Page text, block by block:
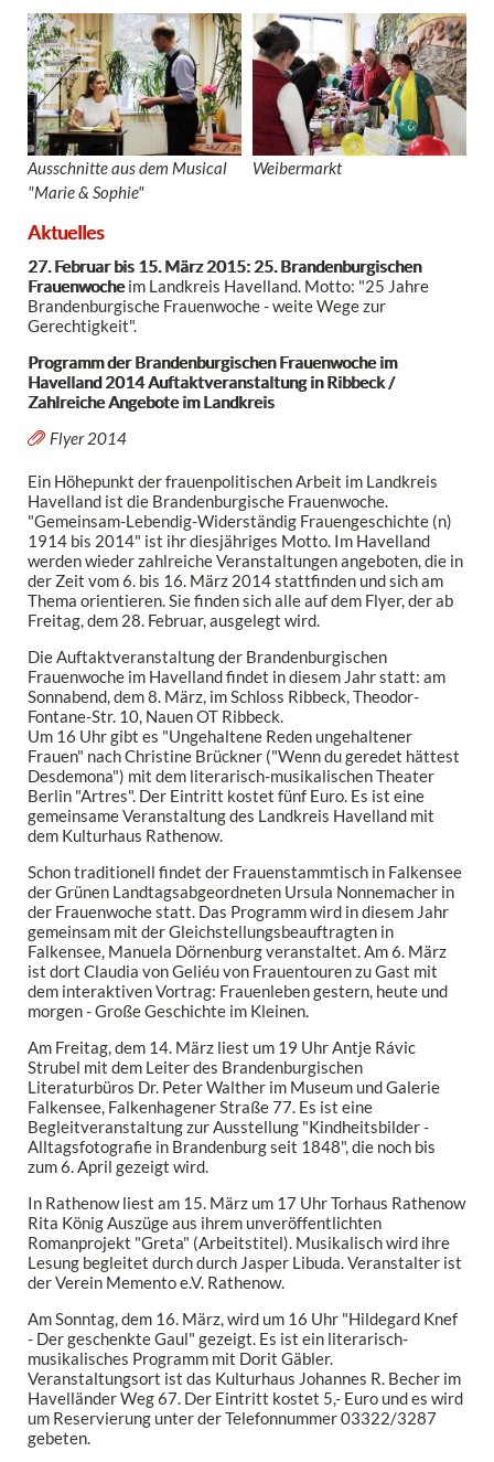
Ausschnitte aus dem Musical
"Marie & Sophie"
Weibermarkt
Aktuelles
27. Februar bis 15. März 2015: 25. Brandenburgischen
Frauenwocheim Landkreis Havelland. Motto: "25 Jahre
Brandenburgische Frauenwoche - weite Wege zur
Gerechtigkeit".
Programm der Brandenburgischen Frauenwoche im
Havelland 2014 Auftaktveranstaltung in Ribbeck /
Zahlreiche Angebote im Landkreis
Flyer 2014
Ein Höhepunkt der frauenpolitischen Arbeit im Landkreis
Havelland ist die Brandenburgische Frauenwoche.
"Gemeinsam-Lebendig-Widerständig Frauengeschichte (n)
1914 bis 2014" ist ihr diesjähriges Motto. Im Havelland
werden wieder zahlreiche Veranstaltungen angeboten, die in
der Zeit vom 6. bis 16. März 2014 stattfinden und sich am
Thema orientieren. Sie finden sich alle auf dem Flyer, der ab
Freitag, dem 28. Februar, ausgelegt wird.
Die Auftaktveranstaltung der Brandenburgischen
Frauenwoche im Havelland findet in diesem Jahr statt: am
Sonnabend, dem 8. März, im Schloss Ribbeck, Theodor-
Fontane-Str. 10, Nauen OT Ribbeck.
Um 16 Uhr gibt es "Ungehaltene Reden ungehaltener
Frauen" nach Christine Brückner ("Wenn du geredet hättest
Desdemona") mit dem literarisch-musikalischen Theater
Berlin "Artres". Der Eintritt kostet fünf Euro. Es ist eine
gemeinsame Veranstaltung des Landkreis Havelland mit
dem Kulturhaus Rathenow.
Schon traditionell findet der Frauenstammtisch in Falkensee
der Grünen Landtagsabgeordneten Ursula Nonnemacher in
der Frauenwoche statt. Das Programm wird in diesem Jahr
gemeinsam mit der Gleichstellungsbeauftragten in
Falkensee, Manuela Dörnenburg veranstaltet. Am 6. März
ist dort Claudia von Geliéu von Frauentouren zu Gast mit
dem interaktiven Vortrag: Frauenleben gestern, heute und
morgen - Große Geschichte im Kleinen.
Am Freitag, dem 14. März liest um 19 Uhr Antje Rávic
Strubel mit dem Leiter des Brandenburgischen
Literaturbüros Dr. Peter Walther im Museum und Galerie
Falkensee, Falkenhagener Straße 77. Es ist eine
Begleitveranstaltung zur Ausstellung "Kindheitsbilder -
Alltagsfotografie in Brandenburg seit 1848", die noch bis
zum 6. April gezeigt wird.
In Rathenow liest am 15. März um 17 Uhr Torhaus Rathenow
Rita König Auszüge aus ihrem unveröffentlichten
Romanprojekt "Greta" (Arbeitstitel). Musikalisch wird ihre
Lesung begleitet durch durch Jasper Libuda. Veranstalter ist
der Verein Memento e.V. Rathenow.
Am Sonntag, dem 16. März, wird um 16 Uhr "Hildegard Knef
- Der geschenkte Gaul" gezeigt. Es ist ein literarisch-
musikalisches Programm mit Dorit Gäbler.
Veranstaltungsort ist das Kulturhaus Johannes R. Becher im
Havelländer Weg 67. Der Eintritt kostet 5,- Euro und es wird
um Reservierung unter der Telefonnummer 03322/3287
gebeten.